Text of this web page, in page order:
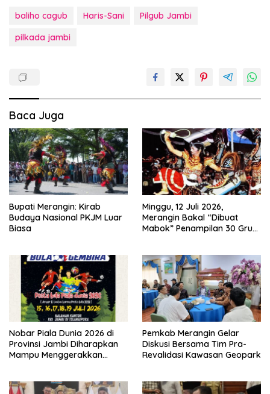
baliho cagub Haris-Sani
Pilgub Jambi
pilkada jambi
Baca Juga
Bupati Merangin: Kirab
Budaya Nasional PKJM Luar
Biasa
Minggu, 12 Juli 2026,
Merangin Bakal “Dibuat
Mabok” Penampilan 30 Grup
Nobar Piala Dunia 2026 di
Provinsi Jambi Diharapkan
Mampu Menggerakkan
Pemkab Merangin Gelar
Diskusi Bersama Tim Pra-
Revalidasi Kawasan Geopark